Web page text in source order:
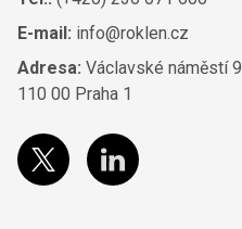
E-mail: info@roklen.cz
Adresa: Václavské náměstí 9
110 00 Praha 1